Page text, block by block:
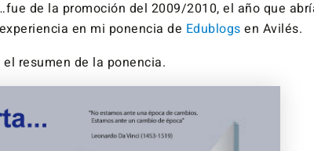
de la promoción del 2009/2010, el año que
en mi ponencia de Edublogs en Avilés.
resumen de la ponencia.